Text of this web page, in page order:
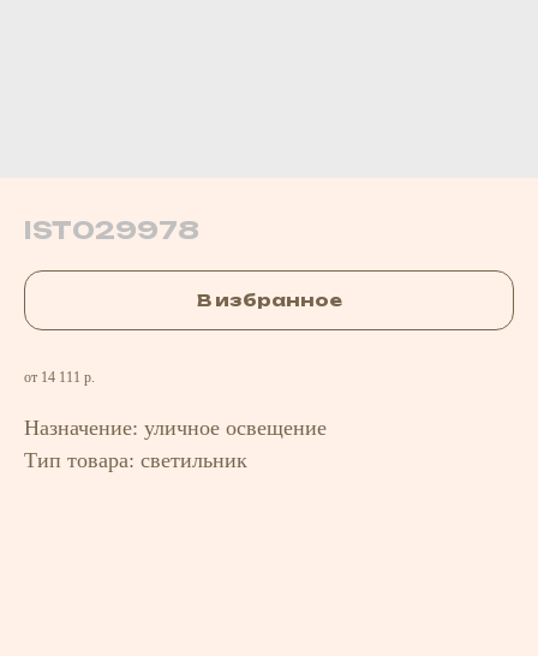
IST029978
В избранное
от 14 111 р.
Назначение: уличное освещение
Тип товара: светильник